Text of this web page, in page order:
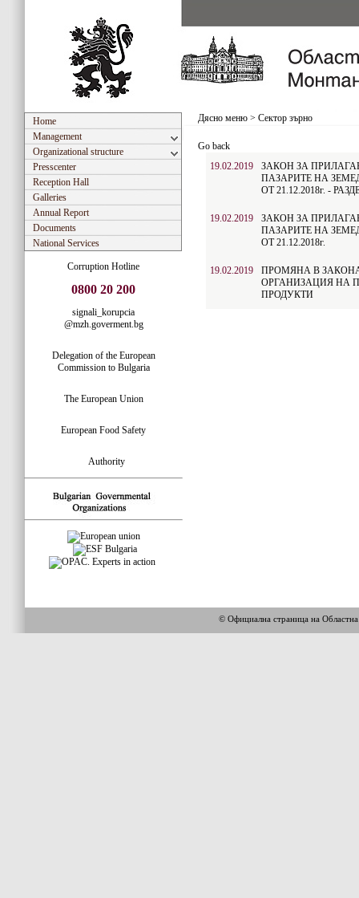
Home
Management
Organizational structure
Presscenter
Reception Hall
Galleries
Annual Report
Documents
National Services
Corruption Hotline
0800 20 200
signali_korupcia
@mzh.goverment.bg
Delegation of the European
Commission to Bulgaria
The European Union
European Food Safety
Authority
Дясно меню > Сектор зърно
Go back
19.02.2019
ЗАКОН ЗА
ПАЗАРИТЕ НА
ОТ 21.12.2018г. -
19.02.2019
ЗАКОН ЗА
ПАЗАРИТЕ НА
ОТ 21.12.2018г.
19.02.2019
ПРОМЯНА В
ОРГАНИЗАЦИЯ НА
ПРОДУКТИ
© Официална страница на